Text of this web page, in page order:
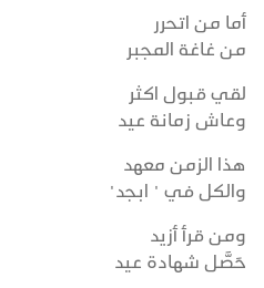
أما من اتحرر
من غاغة المجبر
لقي قبول اكثر
وعاش زمانة عيد
هذا الزمن معهد
والكل في " ابجد"
ومن قرأ أزيد
حَصَّل شهادة عيد